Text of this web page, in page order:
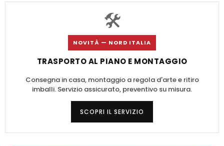
🛠️
NOVITÀ — NORD ITALIA
TRASPORTO AL PIANO E MONTAGGIO
Consegna in casa, montaggio a regola d'arte e ritiro
imballi. Servizio assicurato, preventivo su misura.
SCOPRI IL SERVIZIO